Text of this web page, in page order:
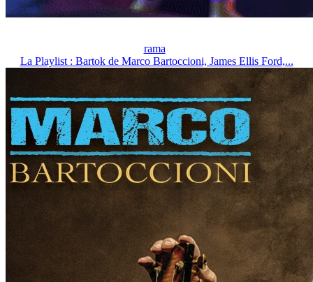
rama
La Playlist : Bartok de Marco Bartoccioni, James Ellis Ford,...